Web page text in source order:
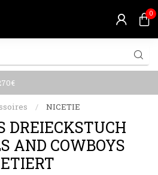
0
/ NICETIE
DREIECKSTUCH
AND COWBOYS